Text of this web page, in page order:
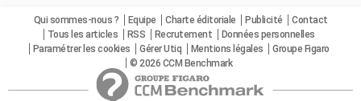
Qui sommes-nous ? Equipe Charte éditoriale Publicité
Contact
Tous les articles
RSS Recrutement
Données personnelles
Paramétrer les cookies
Gérer Utiq Mentions légales
Groupe Figaro
© 2026 CCM Benchmark